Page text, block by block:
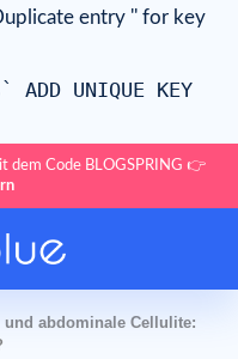
entry '' for key
UNIQUE KEY
dem Code BLOGSPRING 👉
abdominale Cellulite: